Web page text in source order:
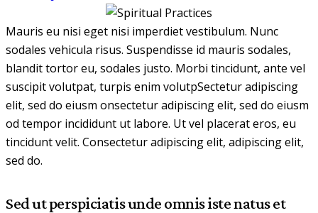
Mauris eu nisi eget nisi imperdiet vestibulum. Nunc
sodales vehicula risus. Suspendisse id mauris sodales,
blandit tortor eu, sodales justo. Morbi tincidunt, ante vel
suscipit volutpat, turpis enim volutpSectetur adipiscing
elit, sed do eiusm onsectetur adipiscing elit, sed do eiusm
od tempor incididunt ut labore. Ut vel placerat eros, eu
tincidunt velit. Consectetur adipiscing elit, adipiscing elit,
sed do.
Sed ut perspiciatis unde omnis iste natus et